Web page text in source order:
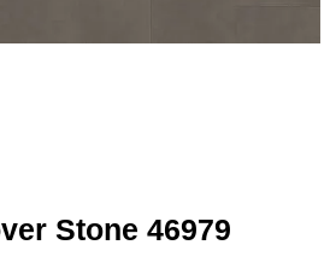
Stone 46979